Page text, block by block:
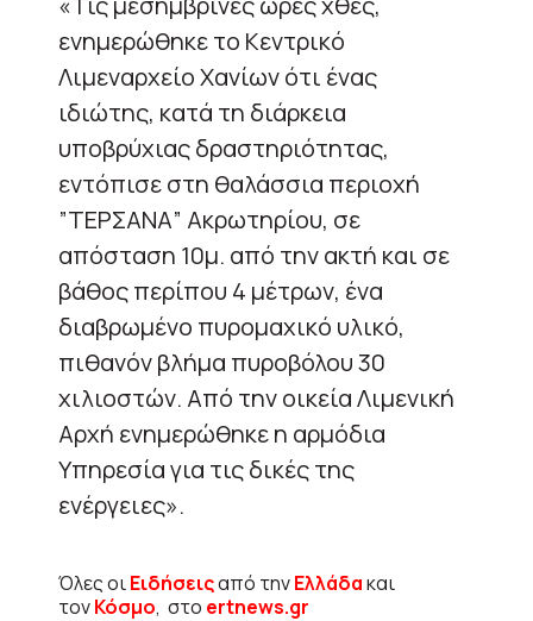
ενημερώθηκε το Κεντρικό
Λιμεναρχείο Χανίων ότι ένας
ιδιώτης, κατά τη διάρκεια
υποβρύχιας δραστηριότητας,
εντόπισε στη θαλάσσια περιοχή
”ΤΕΡΣΑΝΑ” Ακρωτηρίου, σε
απόσταση 10μ. από την ακτή και σε
βάθος περίπου 4 μέτρων, ένα
διαβρωμένο πυρομαχικό υλικό,
πιθανόν βλήμα πυροβόλου 30
χιλιοστών. Από την οικεία Λιμενική
Αρχή ενημερώθηκε η αρμόδια
Υπηρεσία για τις δικές της
ενέργειες».
Όλες οιΕιδήσειςαπό τηνΕλλάδακαι
τονΚόσμο, στο ertnews.gr